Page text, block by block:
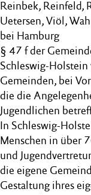
Reinbek, Reinfeld,
Uetersen, Viöl,
bei Hamburg
§ 47 f der
Schleswig-
Gemeinden, bei
die die
Jugendlichen
In Schleswig-
Menschen in über
und
die eigene
Gestaltung ihres